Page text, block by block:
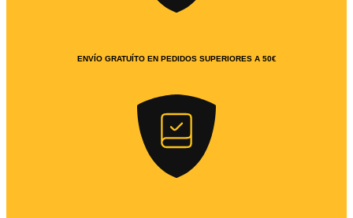
ENVÍO GRATUÍTO EN PEDIDOS SUPERIORES A 50€